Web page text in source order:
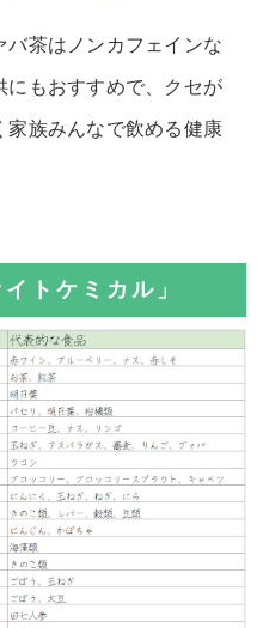
茶はノンカフェインな
にもおすすめで、クセが
家族みんなで飲める健康
トケミカル」